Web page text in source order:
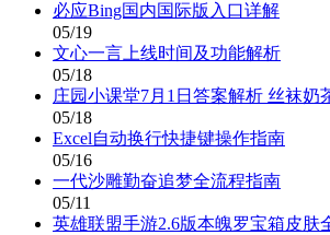
必应Bing国内国际版入口详解
05/19
文心一言上线时间及功能解析
05/18
庄园小课堂7月1日答案解析 丝袜奶
05/18
Excel自动换行快捷键操作指南
05/16
一代沙雕勤奋追梦全流程指南
05/11
英雄联盟手游2.6版本魄罗宝箱皮肤